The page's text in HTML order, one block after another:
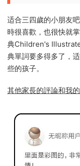
适合三四歲的小朋友
時很喜歡，也很快就
典Children's
典單詞要多得多了，
些的孩子。
其他家長的評論和我的